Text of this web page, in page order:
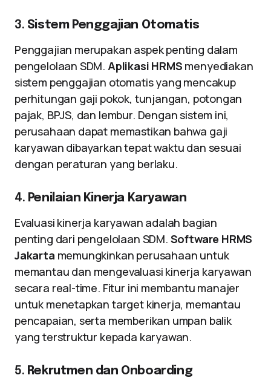
3. Sistem Penggajian Otomatis
Penggajian merupakan aspek penting dalam
pengelolaan SDM. Aplikasi HRMS menyediakan
sistem penggajian otomatis yang mencakup
perhitungan gaji pokok, tunjangan, potongan
pajak, BPJS, dan lembur. Dengan sistem ini,
perusahaan dapat memastikan bahwa gaji
karyawan dibayarkan tepat waktu dan sesuai
dengan peraturan yang berlaku.
4. Penilaian Kinerja Karyawan
Evaluasi kinerja karyawan adalah bagian
penting dari pengelolaan SDM. Software HRMS
Jakarta memungkinkan perusahaan untuk
memantau dan mengevaluasi kinerja karyawan
secara real-time. Fitur ini membantu manajer
untuk menetapkan target kinerja, memantau
pencapaian, serta memberikan umpan balik
yang terstruktur kepada karyawan.
5. Rekrutmen dan Onboarding